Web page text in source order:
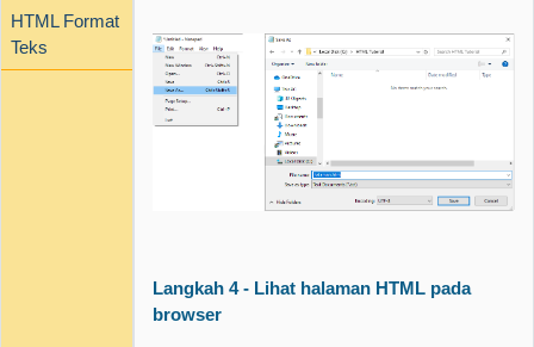
HTML Format
Teks
Langkah 4 - Lihat halaman HTML pada
browser